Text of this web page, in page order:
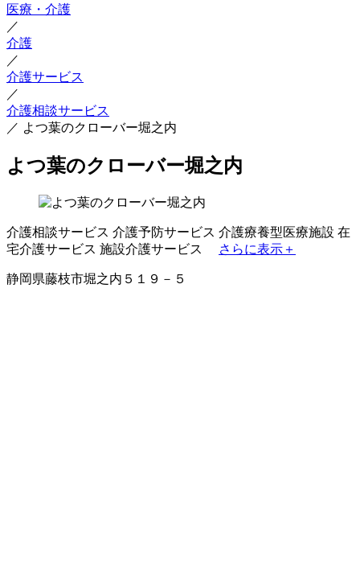
医療・介護
／
介護
／
介護サービス
／
介護相談サービス
／ よつ葉のクローバー堀之内
よつ葉のクローバー堀之内
介護相談サービス 介護予防サービス 介護療養型医療施設 在
宅介護サービス 施設介護サービス さらに表示＋
静岡県藤枝市堀之内５１９－５